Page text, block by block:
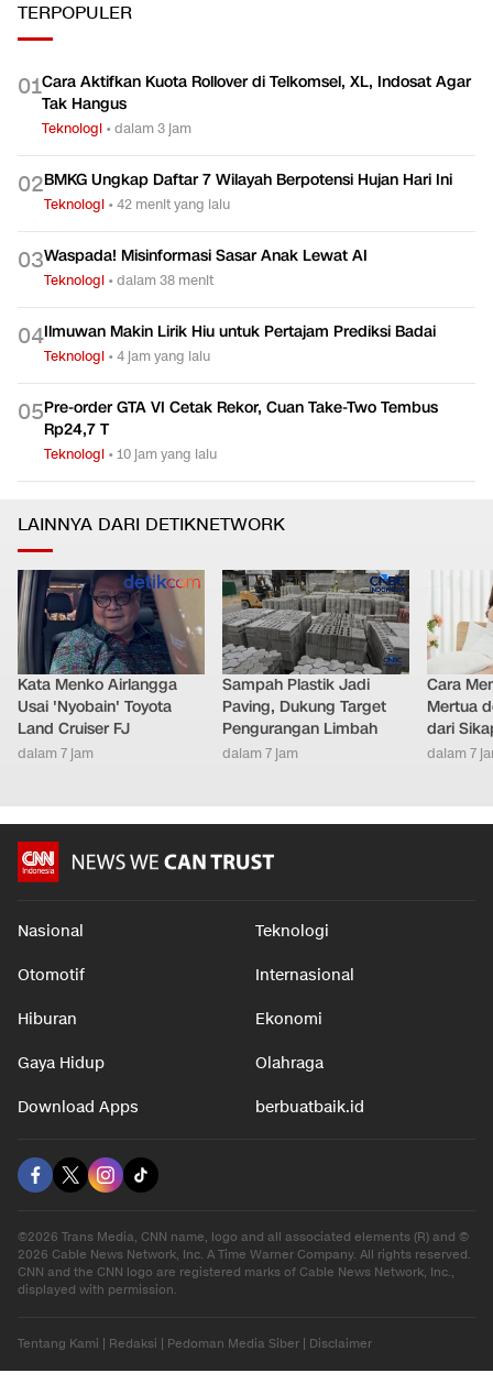
TERPOPULER
01Cara Aktifkan Kuota Rollover di Telkomsel, XL, Indosat Agar
Tak Hangus
Teknologi •dalam 3 jam
02BMKG Ungkap Daftar 7 Wilayah Berpotensi Hujan Hari Ini
Teknologi •42 menit yang lalu
03Waspada! Misinformasi Sasar Anak Lewat AI
Teknologi •dalam 38 menit
04Ilmuwan Makin Lirik Hiu untuk Pertajam Prediksi Badai
Teknologi •4 jam yang lalu
05Pre-order GTA VI Cetak Rekor, Cuan Take-Two Tembus
Rp24,7 T
Teknologi •10 jam yang lalu
LAINNYA DARI DETIKNETWORK
Kata Menko Airlangga
Usai 'Nyobain' Toyota
Land Cruiser FJ
dalam 7 jam
Sampah Plastik Jadi
Paving, Dukung Target
Pengurangan Limbah
dalam 7 jam
Cara
Mertua
dari
dalam 7
Nasional Teknologi
Otomotif Internasional
Hiburan Ekonomi
Gaya Hidup Olahraga
Download Apps berbuatbaik.id
©2026 Trans Media, CNN name, logo and all associated elements (R) and ©
2026 Cable News Network, Inc. A Time Warner Company. All rights reserved.
CNN and the CNN logo are registered marks of Cable News Network, Inc.,
displayed with permission.
Tentang Kami Redaksi Pedoman Media Siber Disclaimer